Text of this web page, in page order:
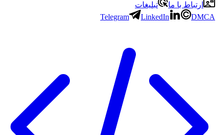
ارتباط با ما
تبلیغات
Telegram
LinkedIn DMCA